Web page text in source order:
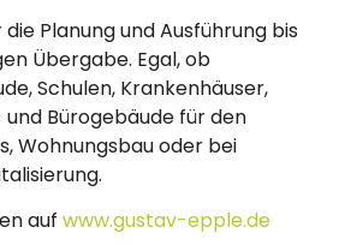
Planung und Ausführung bis
Übergabe. Egal, ob
Schulen, Krankenhäuser,
und Bürogebäude für den
Wohnungsbau oder bei
aufwww.gustav-epple.de